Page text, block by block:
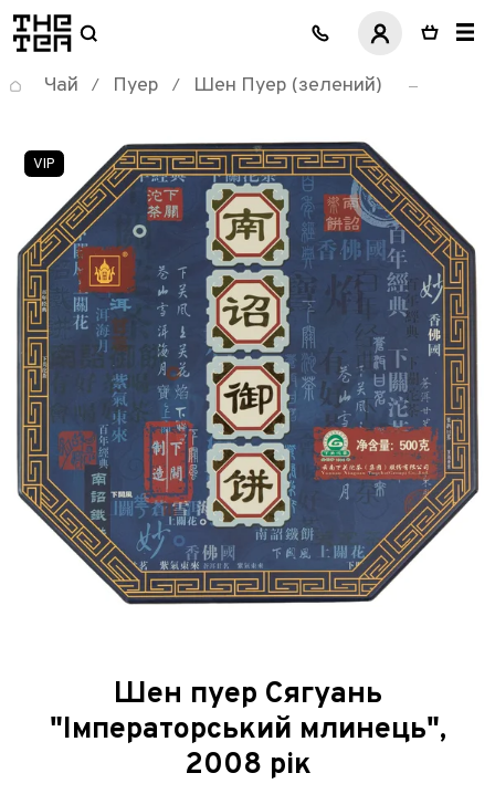
логотип
Чай / Пуер / Шен Пуер (зелений)
VIP
Шен пуер Сягуань
"Імператорський млинець",
2008 рік